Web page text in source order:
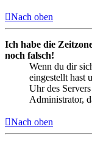
Nach oben
Ich habe die
noch falsch!
Wenn du dir
eingestellt hast
Uhr des
Administrator,
Nach oben